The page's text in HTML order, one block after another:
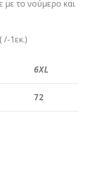
με το νούμερο και
1εκ.)
6XL
72